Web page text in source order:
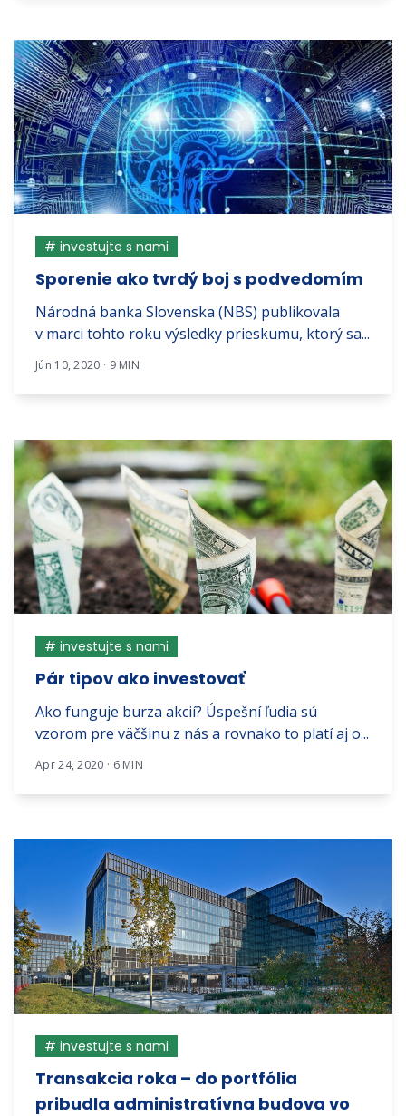
# investujte s nami
Sporenie ako tvrdý boj s podvedomím
Národná banka Slovenska (NBS) publikovala
v marci tohto roku výsledky prieskumu, ktorý sa...
Jún 10, 2020 · 9 MIN
# investujte s nami
Pár tipov ako investovať
Ako funguje burza akcií? Úspešní ľudia sú
vzorom pre väčšinu z nás a rovnako to platí aj o...
Apr 24, 2020 · 6 MIN
# investujte s nami
Transakcia roka – do portfólia
pribudla administratívna budova vo